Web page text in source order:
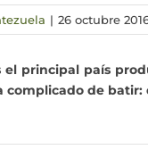
| 26 octubre
el principal país
complicado de batir: